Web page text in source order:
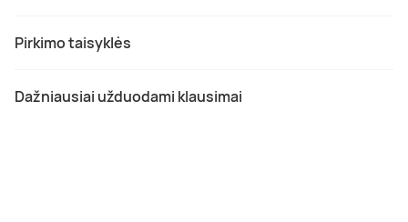
Pirkimo taisyklės
Dažniausiai užduodami klausimai